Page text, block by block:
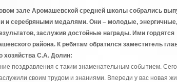
зале Аромашевской средней школы собрались
и серебряными медалями. Они – молодые,
заслужив достойные награды. Ими гордятся
района. К ребятам обратился заместитель
хозяйства С.А. Долин:
поздравления с таким знаменательным событием.
своим трудом и знаниями. Впереди у вас новая